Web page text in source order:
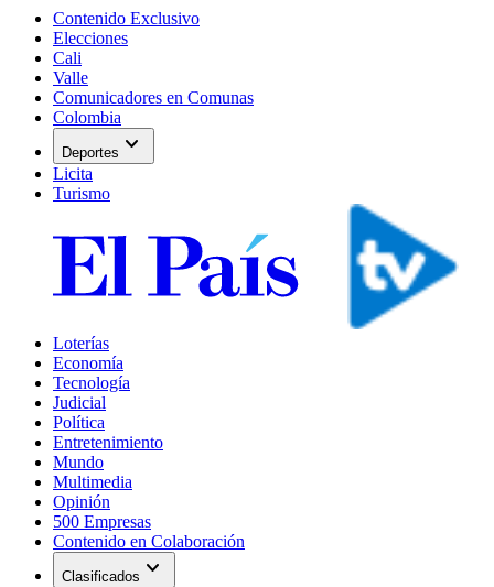
Contenido Exclusivo
Elecciones
Cali
Valle
Comunicadores en Comunas
Colombia
Deportes expand_more
Licita
Turismo
Loterías
Economía
Tecnología
Judicial
Política
Entretenimiento
Mundo
Multimedia
Opinión
500 Empresas
Contenido en Colaboración
Clasificados expand_more